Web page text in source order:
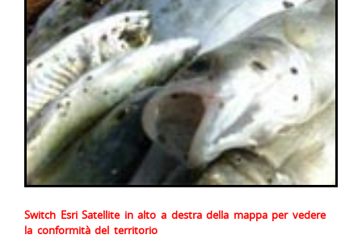
Switch Esri Satellite in alto a destra della mappa per vedere
la conformità del territorio